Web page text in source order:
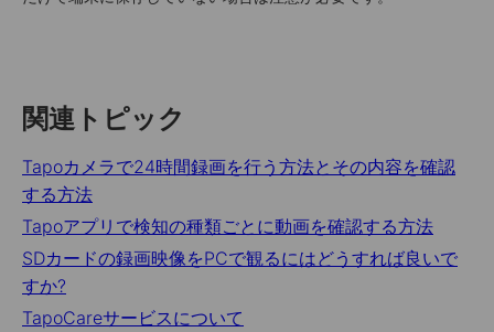
関連トピック
Tapoカメラで24時間録画を行う方法とその内容を確認
する方法
Tapoアプリで検知の種類ごとに動画を確認する方法
SDカードの録画映像をPCで観るにはどうすれば良いで
すか?
TapoCareサービスについて